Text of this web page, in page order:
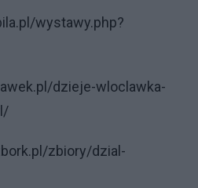
wystawy.php?
dzieje-wloclawka-
zbiory/dzial-